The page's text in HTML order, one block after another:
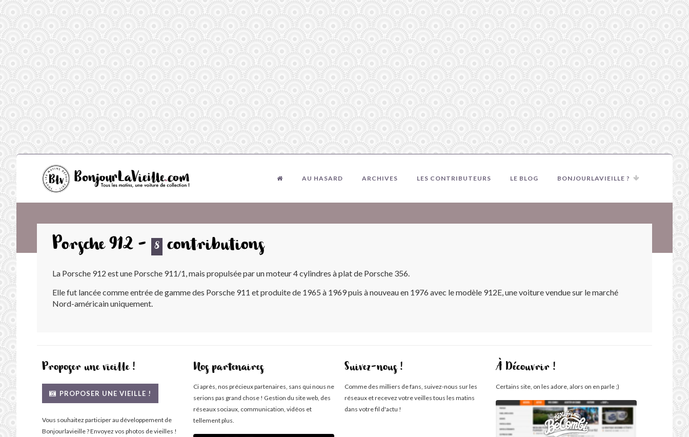
AU HASARD ARCHIVES LES CONTRIBUTEURS LE BLOG BONJOURLAVIEILLE ?
Porsche 912 - 8 contributions
La Porsche 912 est une Porsche 911/1, mais propulsée par un moteur 4 cylindres à plat de Porsche 356.
Elle fut lancée comme entrée de gamme des Porsche 911 et produite de 1965 à 1969 puis à nouveau en 1976 avec le modèle 912E, une voiture vendue sur le marché
Nord-américain uniquement.
Proposer une vieille !
PROPOSER UNE VIEILLE !
Vous souhaitez participer au développement de
Bonjourlavieille ? Envoyez vos photos de vieilles !
Nos partenaires
Ci après, nos précieux partenaires, sans qui nous ne
serions pas grand chose ! Gestion du site web, des
réseaux sociaux, communication, vidéos et
tellement plus.
Suivez-nous !
Comme des milliers de fans, suivez-nous sur les
réseaux et recevez votre veilles tous les matins
dans votre fil d'actu !
À Découvrir !
Certains site, on les adore, alors on en parle ;)